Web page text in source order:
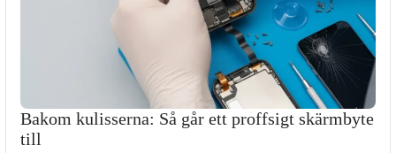
Bakom kulisserna: Så går ett proffsigt skärmbyte
till